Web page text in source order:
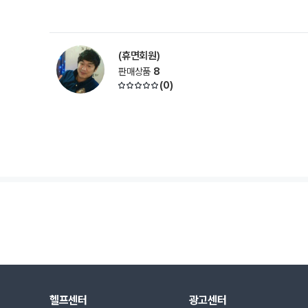
(휴면회원)
판매상품 8
(0)
헬프센터 광고센터